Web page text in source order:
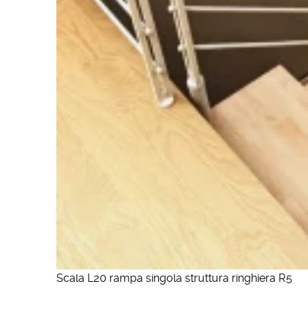
Scala L20 rampa singola struttura ringhiera R5